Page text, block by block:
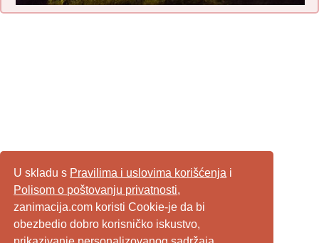
U skladu s Pravilima i uslovima korišćenja i
Polisom o poštovanju privatnosti,
zanimacija.com koristi Cookie-je da bi
obezbedio dobro korisničko iskustvo,